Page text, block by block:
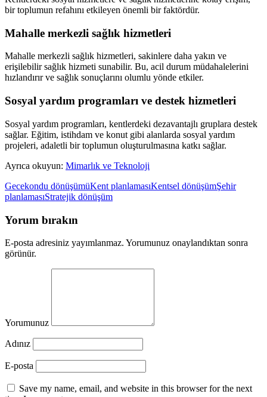
bir toplumun refahını etkileyen önemli bir faktördür.
Mahalle merkezli sağlık hizmetleri
Mahalle merkezli sağlık hizmetleri, sakinlere daha yakın ve
erişilebilir sağlık hizmeti sunabilir. Bu, acil durum müdahalelerini
hızlandırır ve sağlık sonuçlarını olumlu yönde etkiler.
Sosyal yardım programları ve destek hizmetleri
Sosyal yardım programları, kentlerdeki dezavantajlı gruplara destek
sağlar. Eğitim, istihdam ve konut gibi alanlarda sosyal yardım
projeleri, adaletli bir toplumun oluşturulmasına katkı sağlar.
Ayrıca okuyun: Mimarlık ve Teknoloji
Gecekondu dönüşümüKent planlamasıKentsel dönüşümŞehir
planlamasıStratejik dönüşüm
Yorum bırakın
E-posta adresiniz yayımlanmaz. Yorumunuz onaylandıktan sonra
görünür.
Yorumunuz
Adınız
E-posta
Save my name, email, and website in this browser for the next